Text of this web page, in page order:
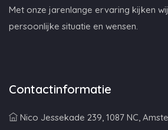
Met onze jarenlange ervaring kijken
persoonlijke situatie en wensen.
Contactinformatie
Nico Jessekade 239, 1087 NC,